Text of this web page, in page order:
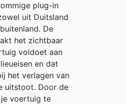
plug-in
uit Duitsland
De
het zichtbaar
voldoet aan
en dat
het verlagen van
uitstoot. Door de
voertuig te